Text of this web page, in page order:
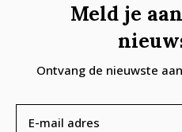
Meld je
Ontvang de nieuwste